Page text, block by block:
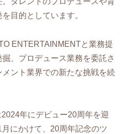
目的としています。​
ENTERTAINMENTと業務提
、プロデュース業務を委託さ
ント業界での新たな挑戦を続
年にデビュー20周年を迎
にかけて、20周年記念のツ